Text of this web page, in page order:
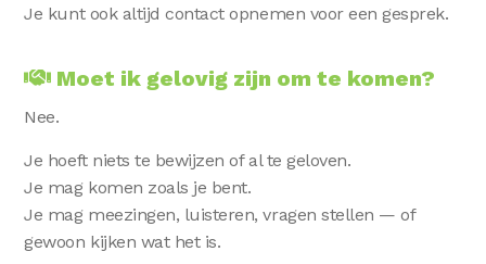
Je kunt ook altijd contact opnemen voor een gesprek.
Moet ik gelovig zijn om te komen?
Nee.
Je hoeft niets te bewijzen of al te geloven.
Je mag komen zoals je bent.
Je mag meezingen, luisteren, vragen stellen — of
gewoon kijken wat het is.